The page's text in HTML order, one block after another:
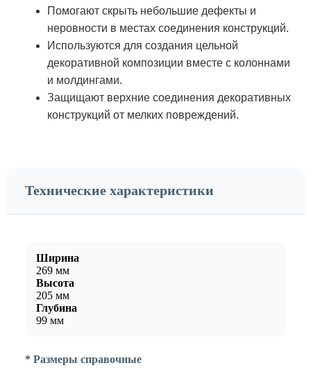
Помогают скрыть небольшие дефекты и
неровности в местах соединения конструкций.
Используются для создания цельной
декоративной композиции вместе с колоннами
и молдингами.
Защищают верхние соединения декоративных
конструкций от мелких повреждений.
Технические характеристики
Ширина
269 мм
Высота
205 мм
Глубина
99 мм
* Размеры справочные